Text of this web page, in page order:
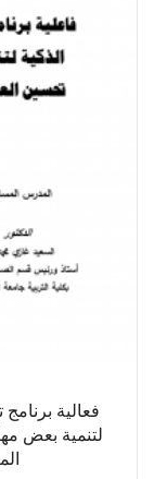
فعالية
لتنمية بعض